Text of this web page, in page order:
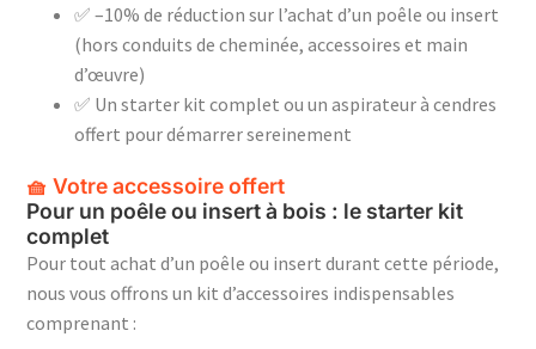
✅ –10% de réduction sur l’achat d’un poêle ou insert
(hors conduits de cheminée, accessoires et main
d’œuvre)
✅ Un starter kit complet ou un aspirateur à cendres
offert pour démarrer sereinement
🧺 Votre accessoire offert
Pour un poêle ou insert à bois : le starter kit
complet
Pour tout achat d’un poêle ou insert durant cette période,
nous vous offrons un kit d’accessoires indispensables
comprenant :